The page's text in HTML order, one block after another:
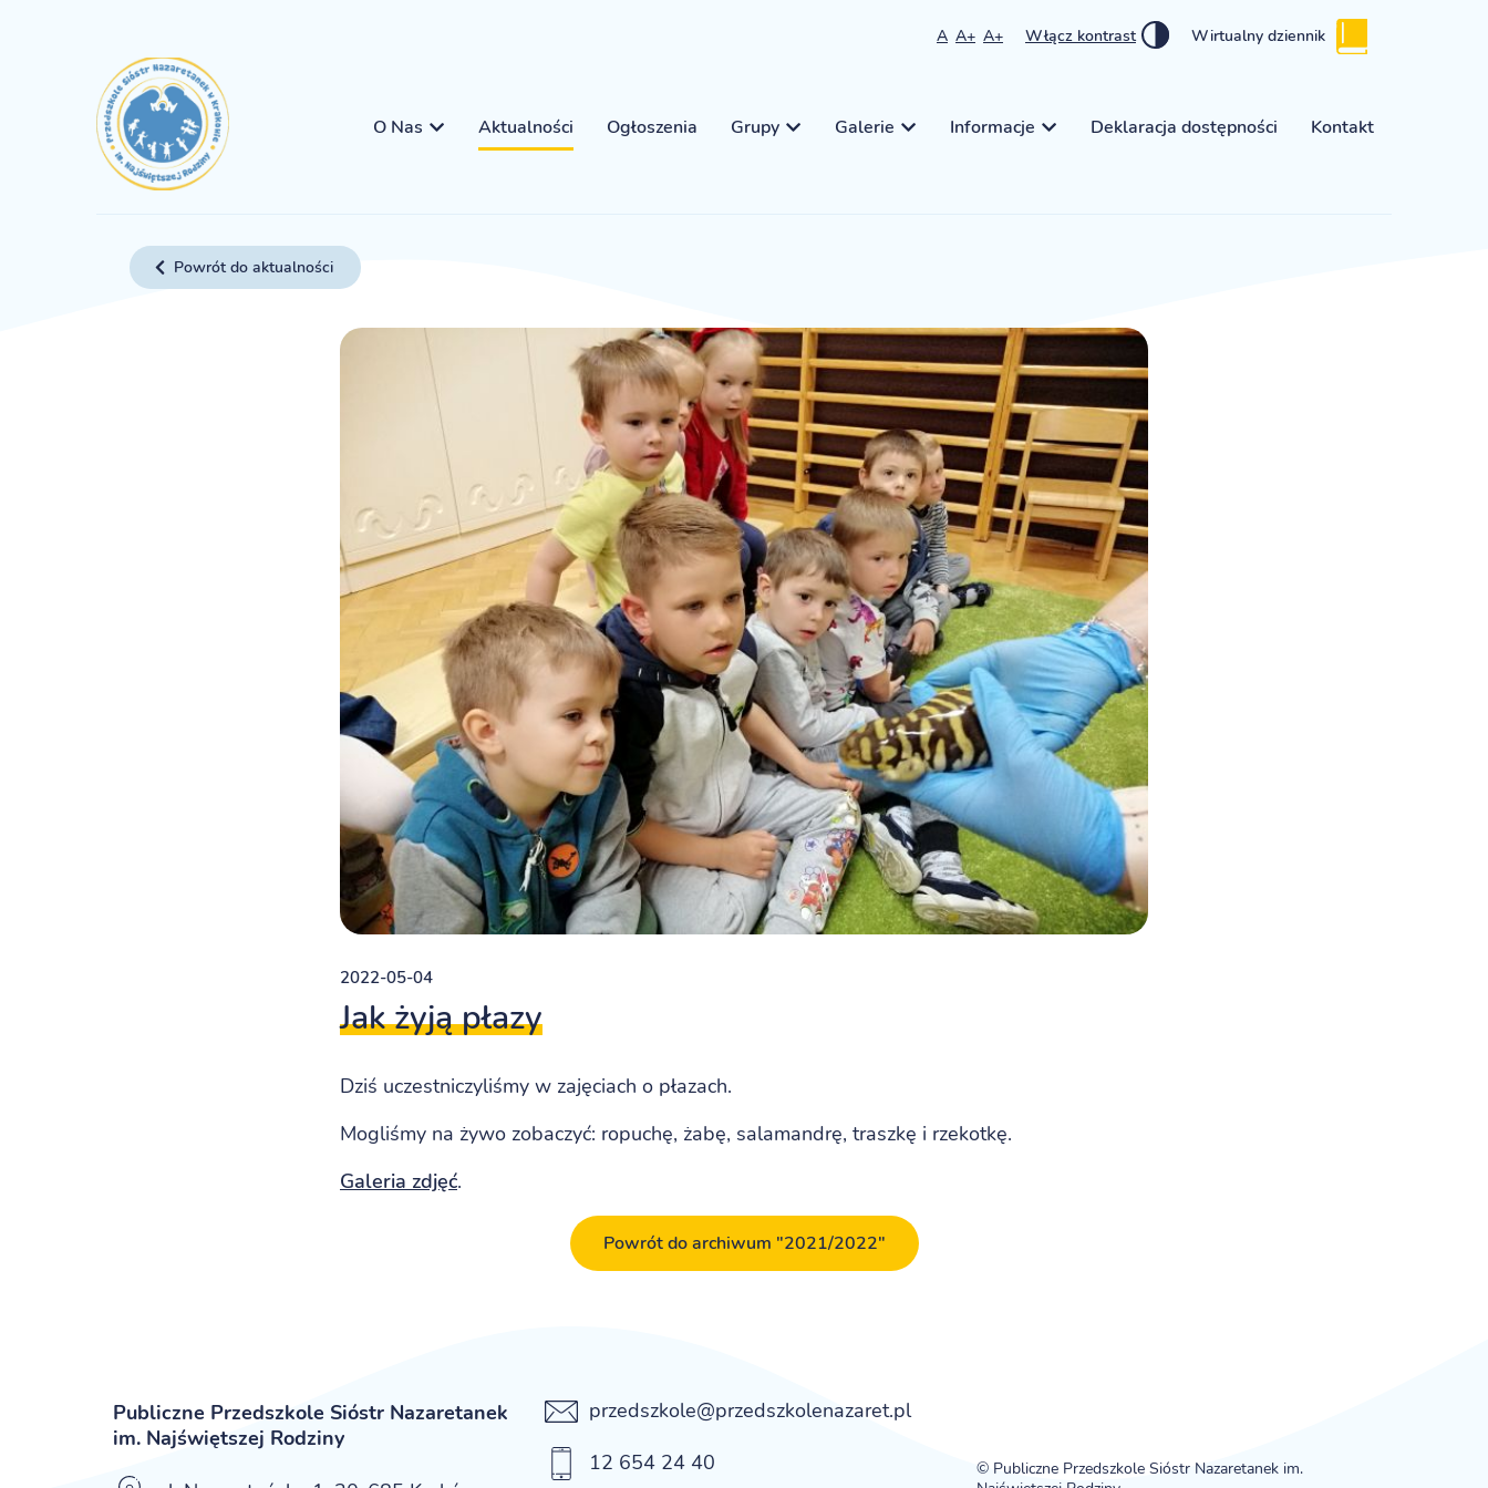
A A+ A+ Włącz kontrast Wirtualny dziennik
O Nas Aktualności Ogłoszenia Grupy Galerie Informacje Deklaracja dostępności Kontakt
Powrót do aktualności
2022-05-04
Jak żyją płazy
Dziś uczestniczyliśmy w zajęciach o płazach.
Mogliśmy na żywo zobaczyć: ropuchę, żabę, salamandrę, traszkę i rzekotkę.
Galeria zdjęć.
Powrót do archiwum "2021/2022"
Publiczne Przedszkole Sióstr Nazaretanek
im. Najświętszej Rodziny
przedszkole@przedszkolenazaret.pl
12 654 24 40
© Publiczne Przedszkole Sióstr Nazaretanek im.